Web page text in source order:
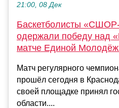
21:00, 08 Дек
Баскетболисты
одержали победу над
матче Единой
Матч регулярного
прошёл сегодня в
своей площадке принял
области....